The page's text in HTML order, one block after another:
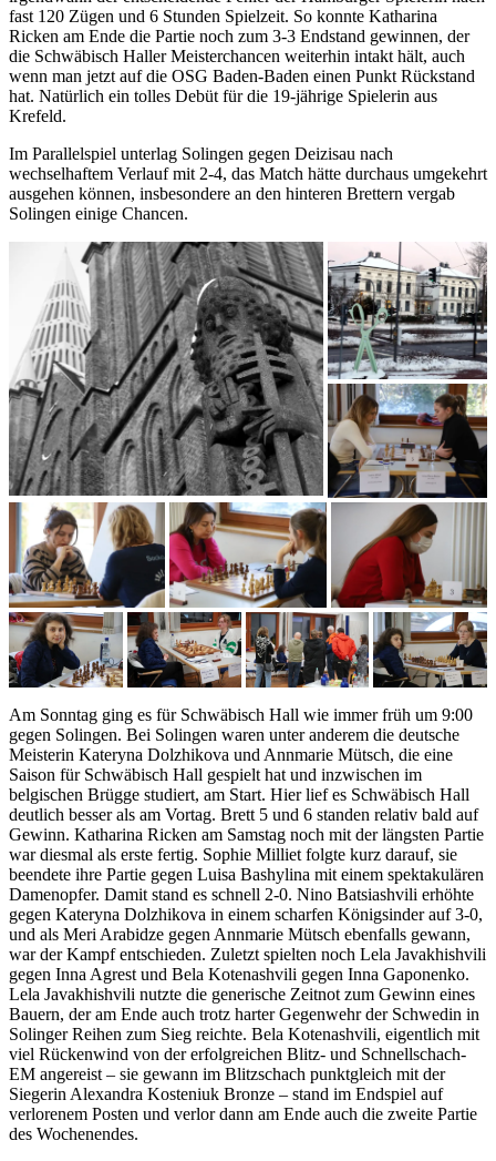
fast 120 Zügen und 6 Stunden Spielzeit. So konnte Katharina
Ricken am Ende die Partie noch zum 3-3 Endstand gewinnen, der
die Schwäbisch Haller Meisterchancen weiterhin intakt hält, auch
wenn man jetzt auf die OSG Baden-Baden einen Punkt Rückstand
hat. Natürlich ein tolles Debüt für die 19-jährige Spielerin aus
Krefeld.
Im Parallelspiel unterlag Solingen gegen Deizisau nach
wechselhaftem Verlauf mit 2-4, das Match hätte durchaus umgekehrt
ausgehen können, insbesondere an den hinteren Brettern vergab
Solingen einige Chancen.
Am Sonntag ging es für Schwäbisch Hall wie immer früh um 9:00
gegen Solingen. Bei Solingen waren unter anderem die deutsche
Meisterin Kateryna Dolzhikova und Annmarie Mütsch, die eine
Saison für Schwäbisch Hall gespielt hat und inzwischen im
belgischen Brügge studiert, am Start. Hier lief es Schwäbisch Hall
deutlich besser als am Vortag. Brett 5 und 6 standen relativ bald auf
Gewinn. Katharina Ricken am Samstag noch mit der längsten Partie
war diesmal als erste fertig. Sophie Milliet folgte kurz darauf, sie
beendete ihre Partie gegen Luisa Bashylina mit einem spektakulären
Damenopfer. Damit stand es schnell 2-0. Nino Batsiashvili erhöhte
gegen Kateryna Dolzhikova in einem scharfen Königsinder auf 3-0,
und als Meri Arabidze gegen Annmarie Mütsch ebenfalls gewann,
war der Kampf entschieden. Zuletzt spielten noch Lela Javakhishvili
gegen Inna Agrest und Bela Kotenashvili gegen Inna Gaponenko.
Lela Javakhishvili nutzte die generische Zeitnot zum Gewinn eines
Bauern, der am Ende auch trotz harter Gegenwehr der Schwedin in
Solinger Reihen zum Sieg reichte. Bela Kotenashvili, eigentlich mit
viel Rückenwind von der erfolgreichen Blitz- und Schnellschach-
EM angereist – sie gewann im Blitzschach punktgleich mit der
Siegerin Alexandra Kosteniuk Bronze – stand im Endspiel auf
verlorenem Posten und verlor dann am Ende auch die zweite Partie
des Wochenendes.